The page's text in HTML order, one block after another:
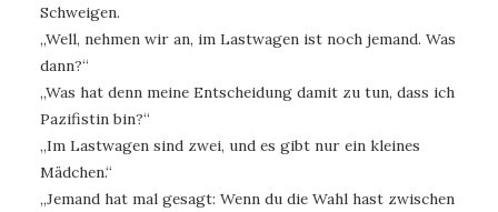
Schweigen.
„Well, nehmen wir an, im Lastwagen ist noch jemand. Was
dann?“
„Was hat denn meine Entscheidung damit zu tun, dass ich
Pazifistin bin?“
„Im Lastwagen sind zwei, und es gibt nur ein kleines
Mädchen.“
„Jemand hat mal gesagt: Wenn du die Wahl hast zwischen